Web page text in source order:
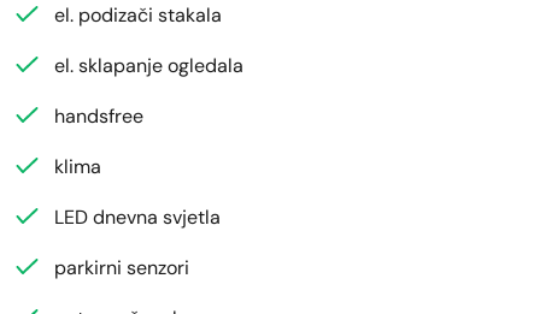
el. podizači stakala
el. sklapanje ogledala
handsfree
klima
LED dnevna svjetla
parkirni senzori